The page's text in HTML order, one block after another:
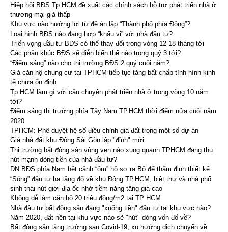
Hiệp hội BĐS Tp.HCM đề xuất các chính sách hỗ trợ phát triển nhà ở
thương mại giá thấp
Khu vực nào hưởng lợi từ đề án lập “Thành phố phía Đông”?
Loại hình BĐS nào đang hợp “khẩu vị” với nhà đầu tư?
Triển vọng đầu tư BĐS có thể thay đổi trong vòng 12-18 tháng tới
Các phân khúc BĐS sẽ diễn biến thế nào trong quý 3 tới?
“Điểm sáng” nào cho thị trường BĐS 2 quý cuối năm?
Giá căn hộ chung cư tại TPHCM tiếp tục tăng bất chấp tình hình kinh
tế chưa ổn định
Tp.HCM làm gì với câu chuyện phát triển nhà ở trong vòng 10 năm
tới?
Điểm sáng thị trường phía Tây Nam TP.HCM thời điểm nửa cuối năm
2020
TPHCM: Phê duyệt hệ số điều chỉnh giá đất trong một số dự án
Giá nhà đất khu Đông Sài Gòn lập "đỉnh" mới
Thị trường bất động sản vùng ven nào xung quanh TPHCM đang thu
hút mạnh dòng tiền của nhà đầu tư?
DN BĐS phía Nam hết cảnh “ôm” hồ sơ ra Bộ để thẩm định thiết kế
“Sóng” đầu tư hạ tầng đổ về khu Đông TP.HCM, biệt thự và nhà phố
sinh thái hút giới địa ốc nhờ tiềm năng tăng giá cao
Không dễ làm căn hộ 20 triệu đồng/m2 tại TP HCM
Nhà đầu tư bất động sản đang "xuống tiền" đầu tư tại khu vực nào?
Năm 2020, đất nền tại khu vực nào sẽ "hút" dòng vốn đổ về?
Bất động sản tăng trưởng sau Covid-19, xu hướng dịch chuyển về